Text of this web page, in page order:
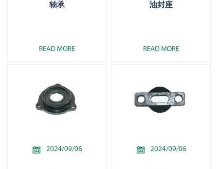
轴承
READ MORE
油封座
READ MORE
 2024/09/06  2024/09/06